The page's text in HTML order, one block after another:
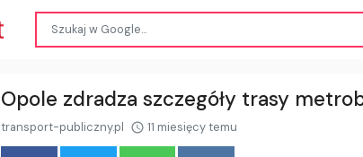
Opole zdradza szczegóły trasy
transport-publiczny.pl 11 miesięcy temu